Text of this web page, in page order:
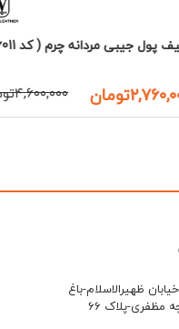
۲,۵۸۰,۰۰۰تومان ۴,۳۰۰,۰۰۰تومان
ظهیرالاسلام-باغ
مظفری-پلاک 66